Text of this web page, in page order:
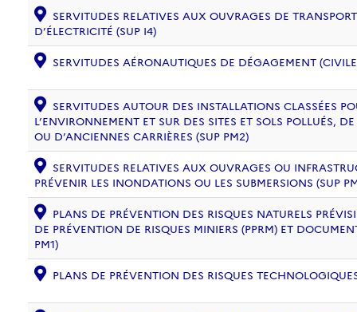
SERVITUDES RELATIVES AUX OUVRAGES DE
D’ÉLECTRICITÉ (SUP I4)
SERVITUDES AÉRONAUTIQUES DE DÉGAGEMENT
SERVITUDES AUTOUR DES INSTALLATIONS CLASSÉES
L’ENVIRONNEMENT ET SUR DES SITES ET SOLS POLLUÉS,
OU D’ANCIENNES CARRIÈRES (SUP PM2)
SERVITUDES RELATIVES AUX OUVRAGES OU
PRÉVENIR LES INONDATIONS OU LES SUBMERSIONS (SUP
PLANS DE PRÉVENTION DES RISQUES NATURELS
DE PRÉVENTION DE RISQUES MINIERS (PPRM) ET
PM1)
PLANS DE PRÉVENTION DES RISQUES